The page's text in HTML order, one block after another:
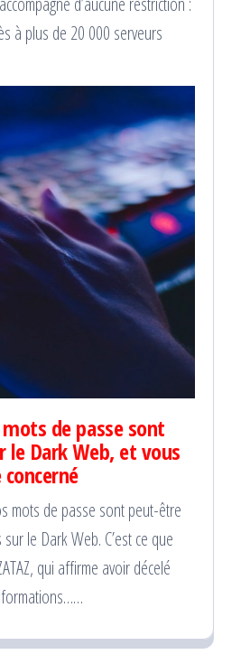
à plus de 20 000 serveurs
de passe sont
le Dark Web, et vous
mots de passe sont peut-être
le Dark Web. C’est ce que
qui affirme avoir décelé